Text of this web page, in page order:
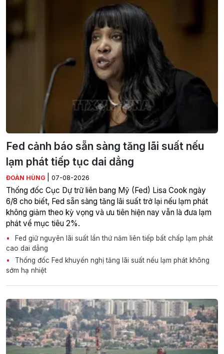
Fed cảnh báo sẵn sàng tăng lãi suất nếu
lạm phát tiếp tục dai dẳng
ĐOÀN HÙNG 07-08-2026
Thống đốc Cục Dự trữ liên bang Mỹ (Fed) Lisa Cook ngày
6/8 cho biết, Fed sẵn sàng tăng lãi suất trở lại nếu lạm phát
không giảm theo kỳ vọng và ưu tiên hiện nay vẫn là đưa lạm
phát về mục tiêu 2%.
Fed giữ nguyên lãi suất lần thứ năm liên tiếp bất chấp lạm phát
cao dai dẳng
Thống đốc Fed khuyến nghị tăng lãi suất nếu lạm phát không
sớm hạ nhiệt